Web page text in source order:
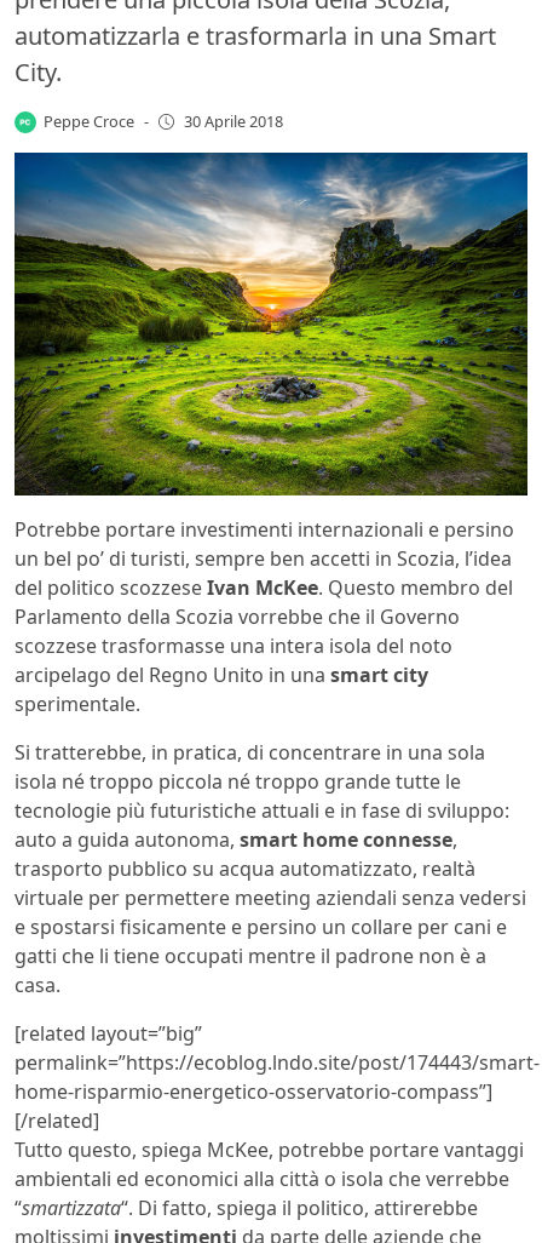
automatizzarla e trasformarla in una Smart
City.
Peppe Croce - 30 Aprile 2018
Potrebbe portare investimenti internazionali e persino
un bel po’ di turisti, sempre ben accetti in Scozia, l’idea
del politico scozzeseIvan McKee. Questo membro del
Parlamento della Scozia vorrebbe che il Governo
scozzese trasformasse una intera isola del noto
arcipelago del Regno Unito in una smart city
sperimentale.
Si tratterebbe, in pratica, di concentrare in una sola
isola né troppo piccola né troppo grande tutte le
tecnologie più futuristiche attuali e in fase di sviluppo:
auto a guida autonoma, smart home connesse,
trasporto pubblico su acqua automatizzato, realtà
virtuale per permettere meeting aziendali senza vedersi
e spostarsi fisicamente e persino un collare per cani e
gatti che li tiene occupati mentre il padrone non è a
casa.
[related layout=”big”
permalink=”https://ecoblog.lndo.site/post/174443/smart-
home-risparmio-energetico-osservatorio-compass”]
[/related]
Tutto questo, spiega McKee, potrebbe portare vantaggi
ambientali ed economici alla città o isola che verrebbe
“smartizzata“. Di fatto, spiega il politico, attirerebbe
moltissimi investimenti da parte delle aziende che